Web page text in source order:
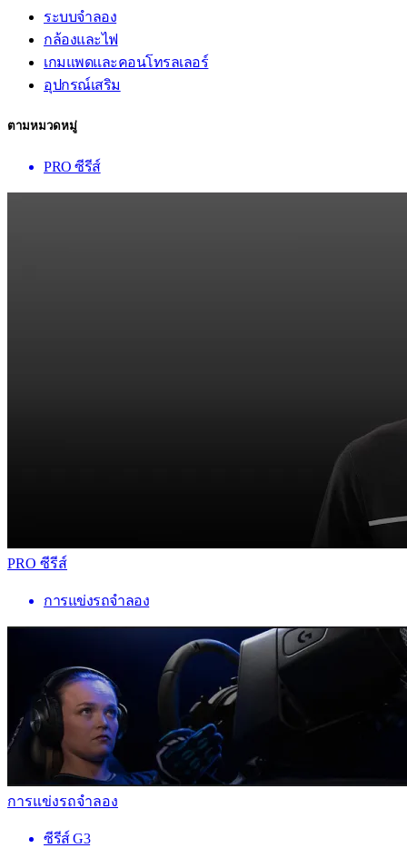
ระบบจำลอง
กล้องและไฟ
เกมแพดและคอนโทรลเลอร์
อุปกรณ์เสริม
ตามหมวดหมู่
PRO ซีรีส์
PRO ซีรีส์
การแข่งรถจำลอง
การแข่งรถจำลอง
ซีรีส์ G3